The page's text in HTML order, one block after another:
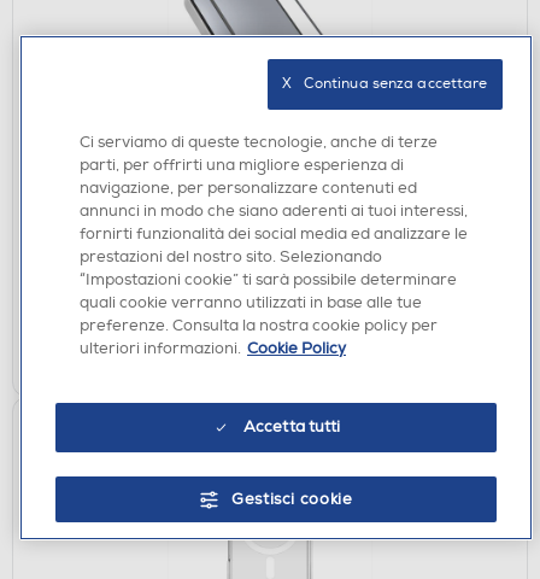
SBS - Screen protector TESCRFCSAA16 per
Samsung A16-Nero
€ 14,90
Acquisto online:disponibile
Ritiro in negozio in 30' gratuito:verifica
AGGIUNGI
Ci serviamo di queste tecnologie, anche di terze
parti, per offrirti una migliore esperienza di
navigazione, per personalizzare contenuti ed
annunci in modo che siano aderenti ai tuoi interessi,
fornirti funzionalità dei social media ed analizzare le
prestazioni del nostro sito. Selezionando
“Impostazioni cookie” ti sarà possibile determinare
quali cookie verranno utilizzati in base alle tue
preferenze. Consulta la nostra cookie policy per
ulteriori informazioni. Cookie Policy
Accetta tutti
Gestisci cookie
X   Continua senza accettare